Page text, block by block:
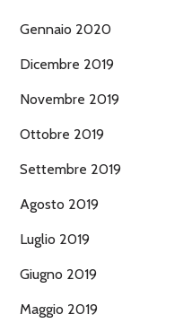
Gennaio 2020
Dicembre 2019
Novembre 2019
Ottobre 2019
Settembre 2019
Agosto 2019
Luglio 2019
Giugno 2019
Maggio 2019